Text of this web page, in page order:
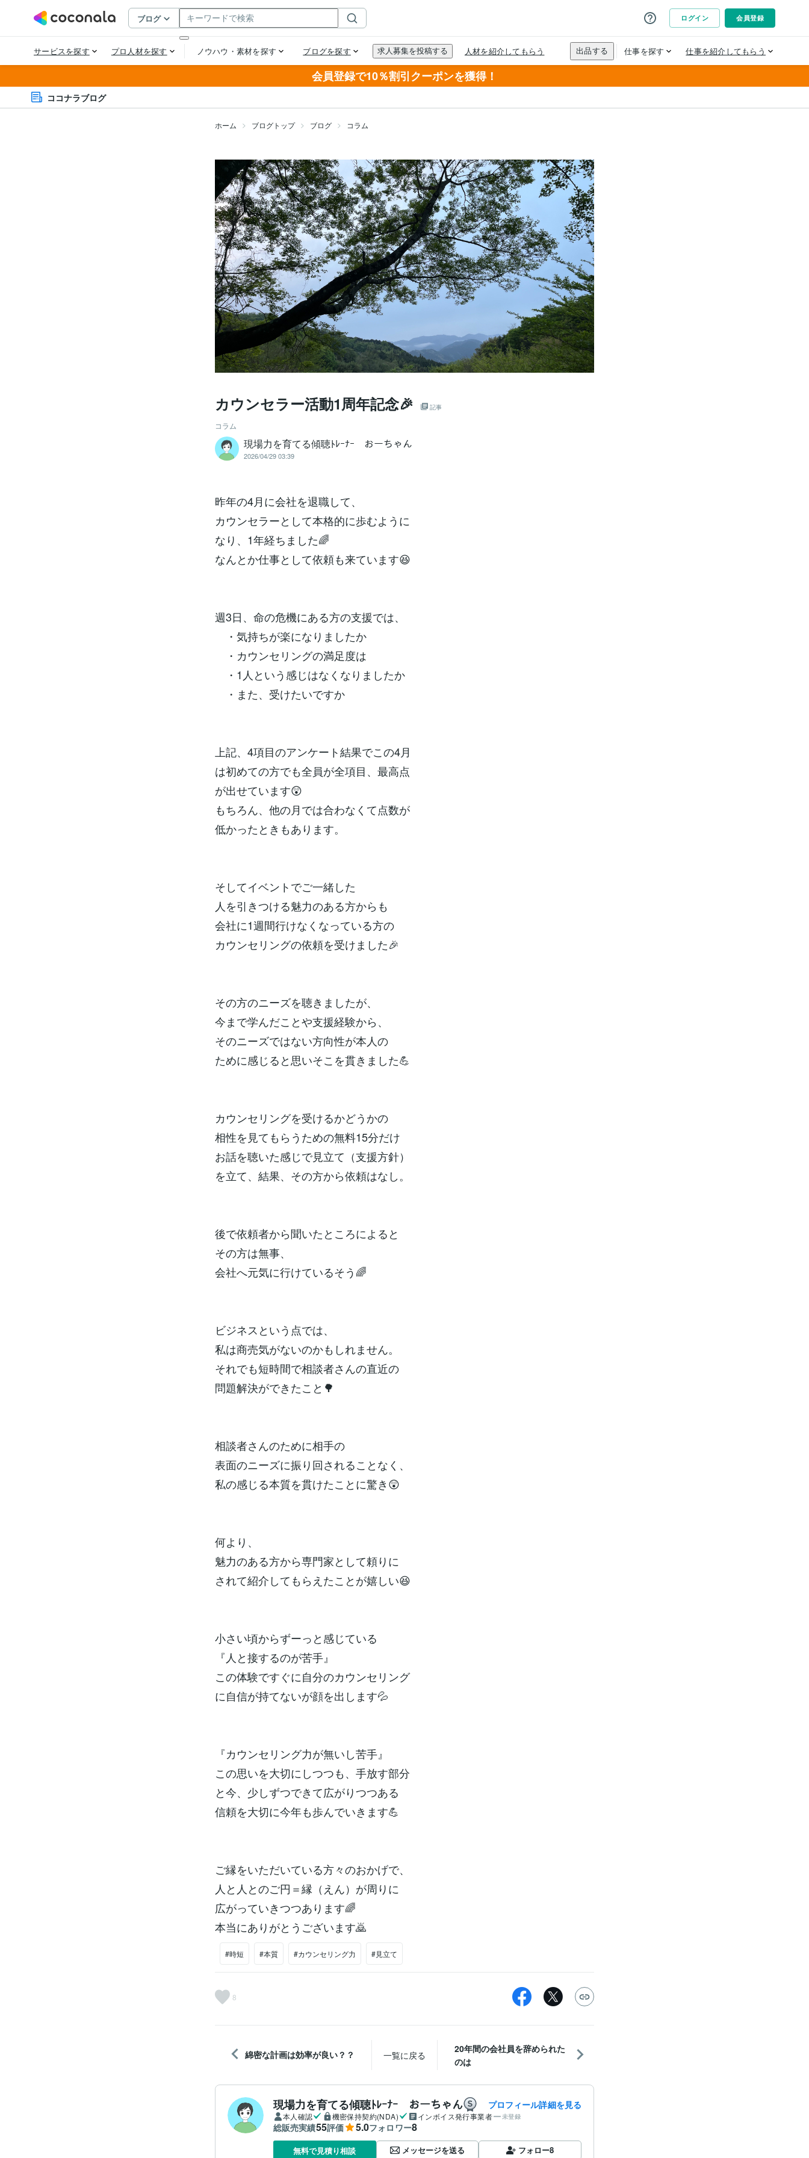
会員登録で10％割引クーポンを獲得！
ココナラブログ
ホーム ブログトップ ブログ コラム
カウンセラー活動1周年記念🎉 記事
コラム
現場力を育てる傾聴ﾄﾚｰﾅｰ おーちゃん
2026/04/29 03:39
昨年の4月に会社を退職して、
カウンセラーとして本格的に歩むように
なり、1年経ちました🌈
なんとか仕事として依頼も来ています😆
週3日、命の危機にある方の支援では、
・気持ちが楽になりましたか
・カウンセリングの満足度は
・1人という感じはなくなりましたか
・また、受けたいですか
上記、4項目のアンケート結果でこの4月
は初めての方でも全員が全項目、最高点
が出せています😲
もちろん、他の月では合わなくて点数が
低かったときもあります。
そしてイベントでご一緒した
人を引きつける魅力のある方からも
会社に1週間行けなくなっている方の
カウンセリングの依頼を受けました🎉
その方のニーズを聴きましたが、
今まで学んだことや支援経験から、
そのニーズではない方向性が本人の
ために感じると思いそこを貫きました💪
カウンセリングを受けるかどうかの
相性を見てもらうための無料15分だけ
お話を聴いた感じで見立て（支援方針）
を立て、結果、その方から依頼はなし。
後で依頼者から聞いたところによると
その方は無事、
会社へ元気に行けているそう🌈
ビジネスという点では、
私は商売気がないのかもしれません。
それでも短時間で相談者さんの直近の
問題解決ができたこと🌳
相談者さんのために相手の
表面のニーズに振り回されることなく、
私の感じる本質を貫けたことに驚き😲
何より、
魅力のある方から専門家として頼りに
されて紹介してもらえたことが嬉しい😆
小さい頃からずーっと感じている
『人と接するのが苦手』
この体験ですぐに自分のカウンセリング
に自信が持てないが顔を出します💦
『カウンセリング力が無いし苦手』
この思いを大切にしつつも、手放す部分
と今、少しずつできて広がりつつある
信頼を大切に今年も歩んでいきます💪
ご縁をいただいている方々のおかげで、
人と人とのご円＝縁（えん）が周りに
広がっていきつつあります🌈
本当にありがとうございます🙇
#時短 #本質 #カウンセリング力 #見立て
8
綿密な計画は効率が良い？？ 一覧に戻る
20年間の会社員を辞められた
のは
現場力を育てる傾聴ﾄﾚｰﾅｰ おーちゃん プロフィール詳細を見る
本人確認 機密保持契約(NDA) インボイス発行事業者 未登録
総販売実績55評価 5.0フォロワー8
無料で見積り相談 メッセージを送る フォロー8